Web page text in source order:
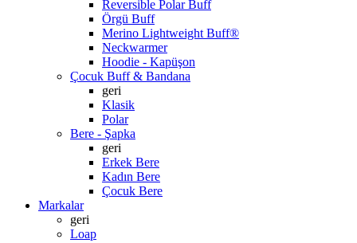
Reversible Polar Buff
Örgü Buff
Merino Lightweight Buff®
Neckwarmer
Hoodie - Kapüşon
Çocuk Buff & Bandana
geri
Klasik
Polar
Bere - Şapka
geri
Erkek Bere
Kadın Bere
Çocuk Bere
Markalar
geri
Loap